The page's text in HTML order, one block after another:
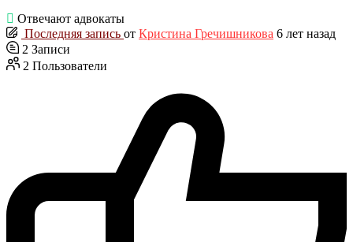
Отвечают адвокаты
Последняя запись от Кристина Гречишникова 6 лет назад
2 Записи
2 Пользователи